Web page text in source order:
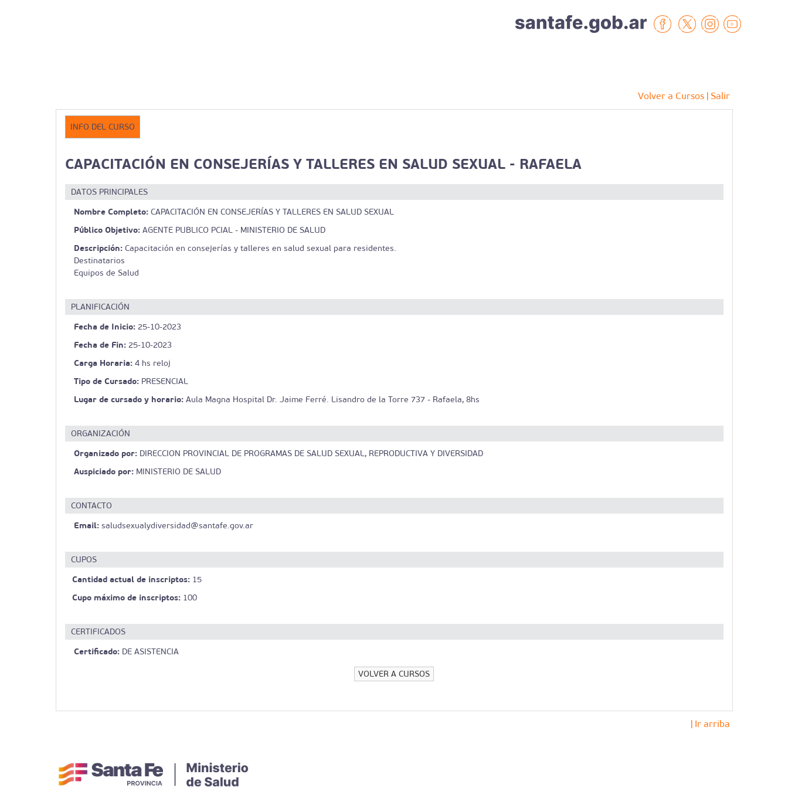
Volver a Cursos | Salir
INFO DEL CURSO
CAPACITACIÓN EN CONSEJERÍAS Y TALLERES EN SALUD SEXUAL - RAFAELA
DATOS PRINCIPALES
Nombre Completo:CAPACITACIÓN EN CONSEJERÍAS Y TALLERES EN SALUD SEXUAL
Público Objetivo:AGENTE PUBLICO PCIAL - MINISTERIO DE SALUD
Descripción:Capacitación en consejerías y talleres en salud sexual para residentes.
Destinatarios
Equipos de Salud
PLANIFICACIÓN
Fecha de Inicio:25-10-2023
Fecha de Fin:25-10-2023
Carga Horaria:4 hs reloj
Tipo de Cursado:PRESENCIAL
Lugar de cursado y horario:Aula Magna Hospital Dr. Jaime Ferré. Lisandro de la Torre 737 - Rafaela, 8hs
ORGANIZACIÓN
Organizado por:DIRECCION PROVINCIAL DE PROGRAMAS DE SALUD SEXUAL, REPRODUCTIVA Y DIVERSIDAD
Auspiciado por:MINISTERIO DE SALUD
CONTACTO
Email:saludsexualydiversidad@santafe.gov.ar
CUPOS
Cantidad actual de inscriptos: 15
Cupo máximo de inscriptos: 100
CERTIFICADOS
Certificado:DE ASISTENCIA
VOLVER A CURSOS
| Ir arriba